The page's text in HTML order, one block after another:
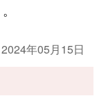
年05月15日